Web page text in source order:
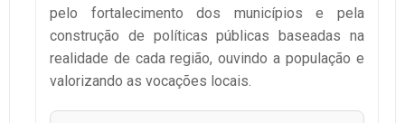
pelo fortalecimento dos municípios e pela
construção de políticas públicas baseadas na
realidade de cada região, ouvindo a população e
valorizando as vocações locais.